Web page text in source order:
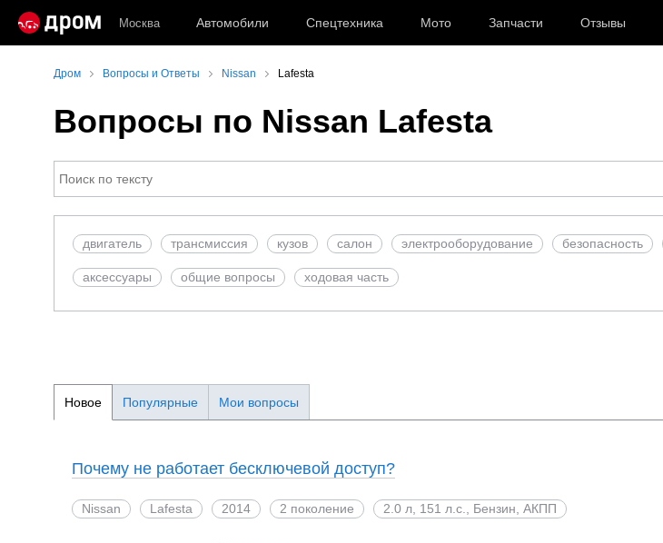
Москва Автомобили Спецтехника Мото Запчасти Отзывы
Дром Вопросы и Ответы Nissan Lafesta
Вопросы по Nissan Lafesta
двигатель трансмиссия кузов салон электрооборудование безопасность
аксесcуары общие вопросы ходовая часть
Новое Популярные Мои вопросы
Почему не работает бесключевой доступ?
Nissan Lafesta 2014 2 поколение 2.0 л, 151 л.с., Бензин, АКПП